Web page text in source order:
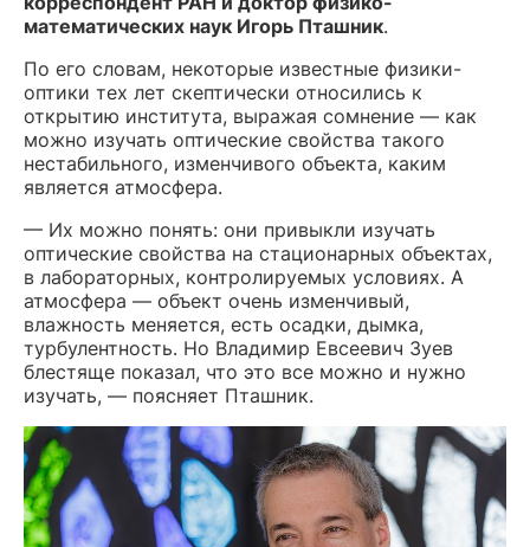
математических наук Игорь Пташник.
По его словам, некоторые известные физики-
оптики тех лет скептически относились к
открытию института, выражая сомнение — как
можно изучать оптические свойства такого
нестабильного, изменчивого объекта, каким
является атмосфера.
— Их можно понять: они привыкли изучать
оптические свойства на стационарных объектах,
в лабораторных, контролируемых условиях. А
атмосфера — объект очень изменчивый,
влажность меняется, есть осадки, дымка,
турбулентность. Но Владимир Евсеевич Зуев
блестяще показал, что это все можно и нужно
изучать, — поясняет Пташник.